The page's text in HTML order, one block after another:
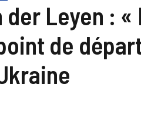
der Leyen :
de